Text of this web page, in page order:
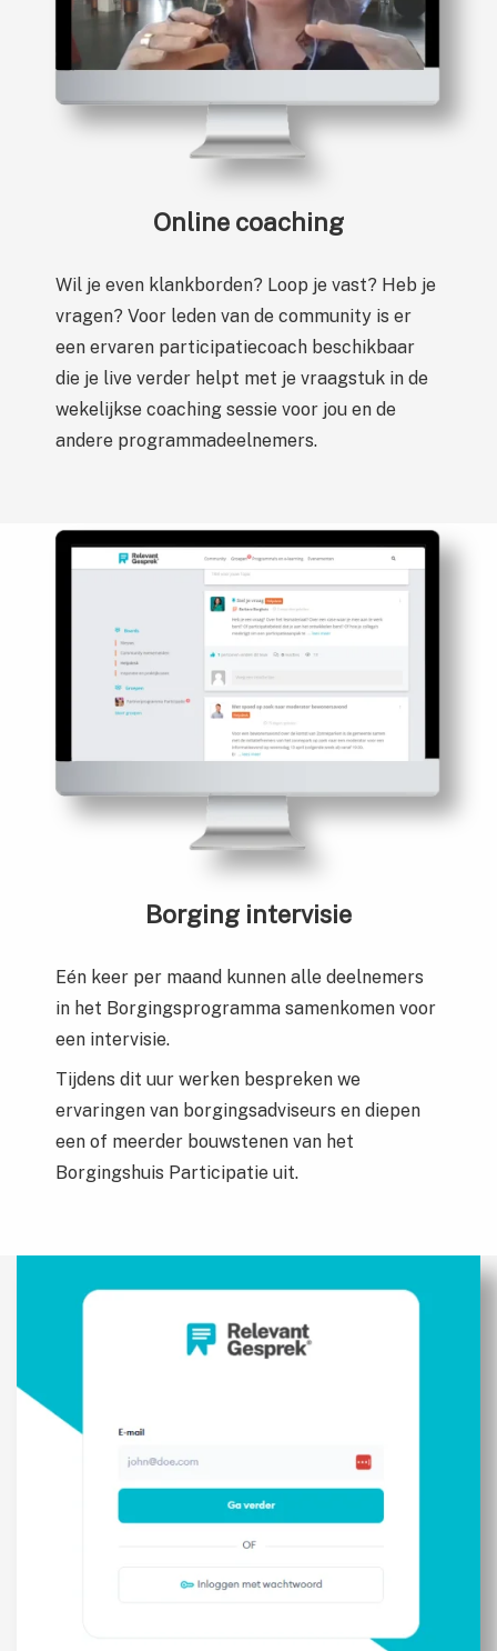
Online coaching
Wil je even klankborden? Loop je vast? Heb je
vragen? Voor leden van de community is er
een ervaren participatiecoach beschikbaar
die je live verder helpt met je vraagstuk in de
wekelijkse coaching sessie voor jou en de
andere programmadeelnemers.
Borging intervisie
Eén keer per maand kunnen alle deelnemers
in het Borgingsprogramma samenkomen voor
een intervisie.
Tijdens dit uur werken bespreken we
ervaringen van borgingsadviseurs en diepen
een of meerder bouwstenen van het
Borgingshuis Participatie uit.